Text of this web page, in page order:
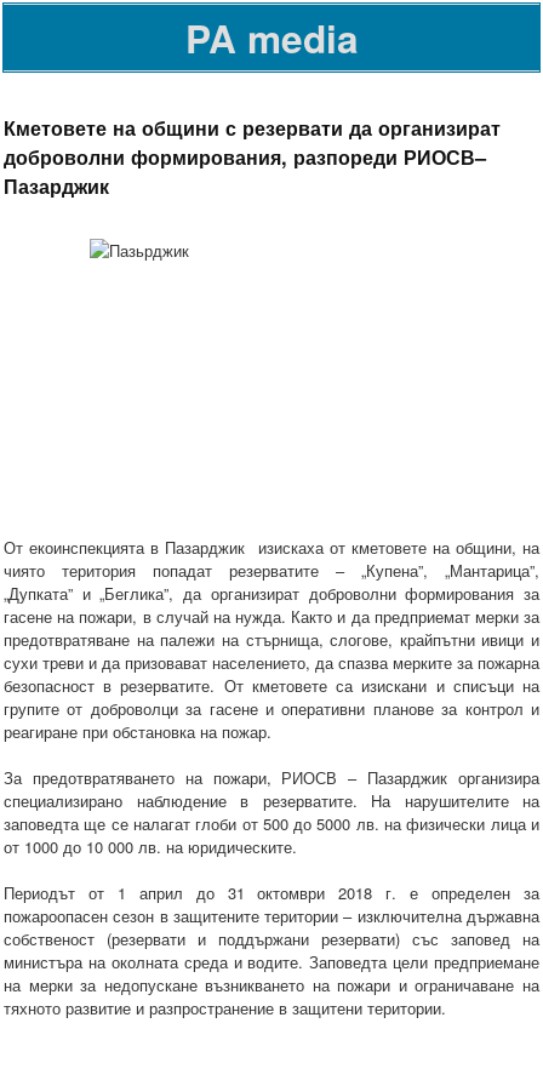
PA media
Кметовете на общини с резервати да организират
доброволни формирования, разпореди РИОСВ–
Пазарджик
От екоинспекцията в Пазарджик изискаха от кметовете на общини, на
чиято територия попадат резерватите – „Купена”, „Мантарица”,
„Дупката” и „Беглика”, да организират доброволни формирования за
гасене на пожари, в случай на нужда. Както и да предприемат мерки за
предотвратяване на палежи на стърнища, слогове, крайпътни ивици и
сухи треви и да призовават населението, да спазва мерките за пожарна
безопасност в резерватите. От кметовете са изискани и списъци на
групите от доброволци за гасене и оперативни планове за контрол и
реагиране при обстановка на пожар.
За предотвратяването на пожари, РИОСВ – Пазарджик организира
специализирано наблюдение в резерватите. На нарушителите на
заповедта ще се налагат глоби от 500 до 5000 лв. на физически лица и
от 1000 до 10 000 лв. на юридическите.
Периодът от 1 април до 31 октомври 2018 г. е определен за
пожароопасен сезон в защитените територии – изключителна държавна
собственост (резервати и поддържани резервати) със заповед на
министъра на околната среда и водите. Заповедта цели предприемане
на мерки за недопускане възникването на пожари и ограничаване на
тяхното развитие и разпространение в защитени територии.